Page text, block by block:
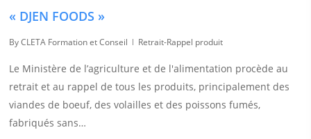
« DJEN FOODS »
By CLETA Formation et Conseil Retrait-Rappel produit
Le Ministère de l’agriculture et de l'alimentation procède au
retrait et au rappel de tous les produits, principalement des
viandes de boeuf, des volailles et des poissons fumés,
fabriqués sans…